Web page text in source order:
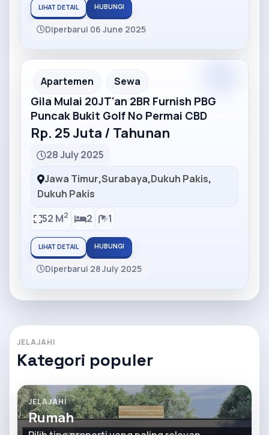
LIHAT DETAIL HUBUNGI
Diperbarui 06 June 2025
Partner Ad
Apartemen Sewa
Gila Mulai 20JT'an 2BR Furnish PBG
Puncak Bukit Golf No Permai CBD
Rp. 25 Juta / Tahunan
28 July 2025
Jawa Timur,Surabaya,Dukuh Pakis,
Dukuh Pakis
52 M2 2 1
LIHAT DETAIL HUBUNGI
Diperbarui 28 July 2025
JELAJAHI
Kategori populer
JELAJAHI
Rumah